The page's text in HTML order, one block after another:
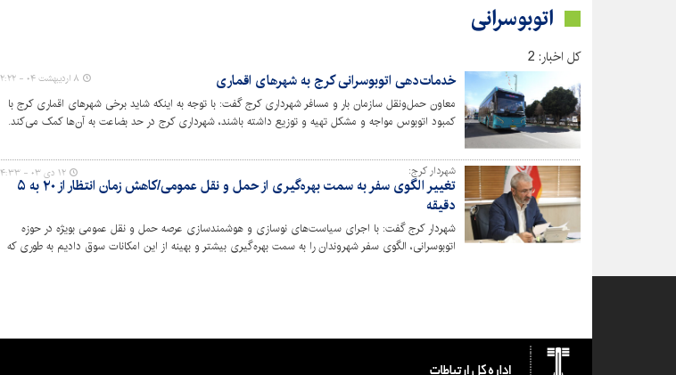
اتوبوسرانی
کل اخبار: 2
خدمات‌دهی اتوبوسرانی کرج به شهرهای اقماری
معاون حمل‌ونقل سازمان بار و مسافر شهرداری کرج گفت: با توجه به اینکه شاید برخی شهرهای اقماری کرج با
کمبود اتوبوس مواجه و مشکل تهیه و توزیع داشته باشند، شهرداری کرج در حد بضاعت به آن‌ها کمک می‌کند.
۸ اردیبهشت ۰۴ - ۱۲:۲۲
شهردار کرج:
تغییر الگوی سفر به سمت بهره‌گیری از حمل و نقل عمومی/کاهش زمان انتظار از ۲۰ به ۵
دقیقه
شهردار کرج گفت: با اجرای سیاست‌های نوسازی و هوشمندسازی عرصه حمل و نقل عمومی بویژه در حوزه
اتوبوسرانی، الگوی سفر شهروندان را به سمت بهره‌گیری بیشتر و بهینه از این امکانات سوق دادیم به طوری که
۱۲ دی ۰۳ - ۱۴:۳۳